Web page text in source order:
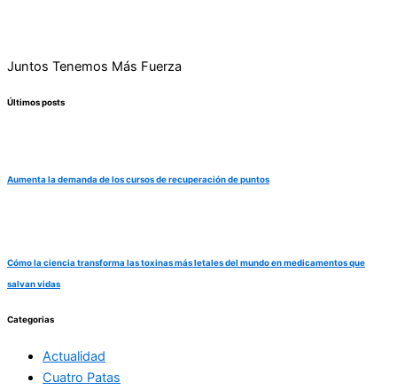
Juntos Tenemos Más Fuerza
Últimos posts
Aumenta la demanda de los cursos de recuperación de puntos
Cómo la ciencia transforma las toxinas más letales del mundo en medicamentos que
salvan vidas
Categorias
Actualidad
Cuatro Patas